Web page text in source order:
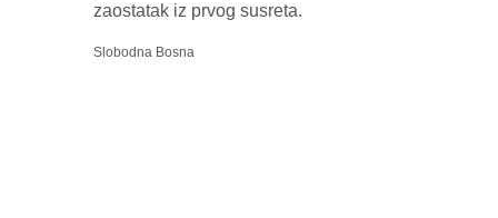
zaostatak iz prvog susreta.
Slobodna Bosna